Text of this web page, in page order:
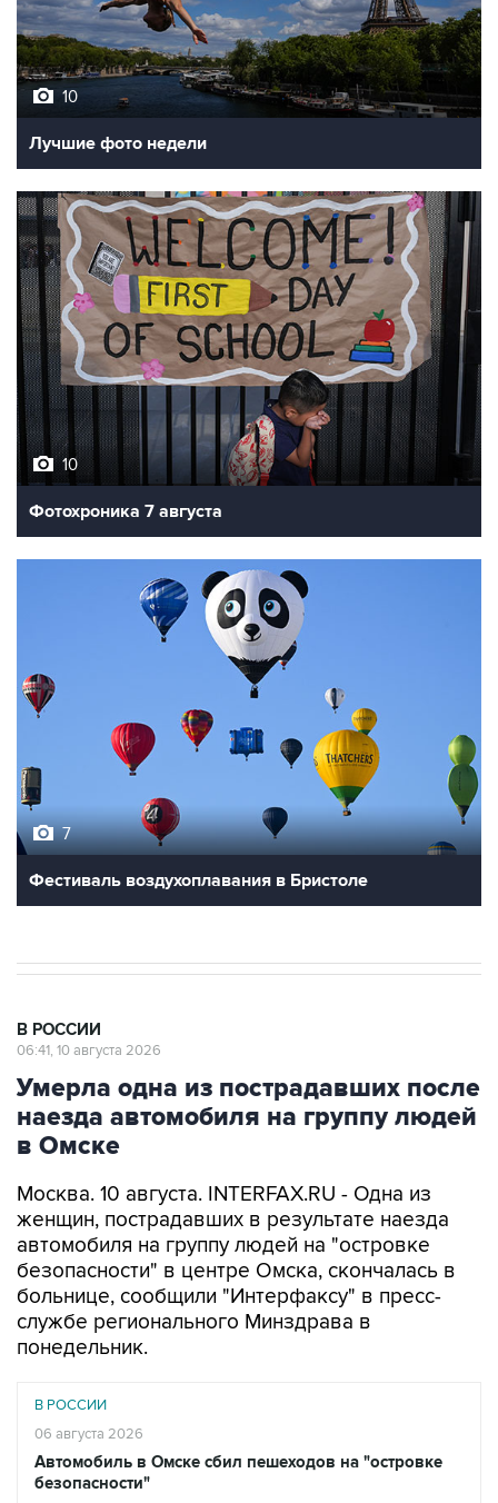
10
Лучшие фото недели
10
Фотохроника 7 августа
7
Фестиваль воздухоплавания в Бристоле
В РОССИИ
06:41, 10 августа 2026
Умерла одна из пострадавших после
наезда автомобиля на группу людей
в Омске
Москва. 10 августа. INTERFAX.RU - Одна из
женщин, пострадавших в результате наезда
автомобиля на группу людей на "островке
безопасности" в центре Омска, скончалась в
больнице, сообщили "Интерфаксу" в пресс-
службе регионального Минздрава в
понедельник.
В РОССИИ
06 августа 2026
Автомобиль в Омске сбил пешеходов на "островке
безопасности"